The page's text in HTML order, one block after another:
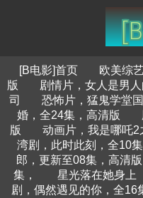
[B电影]首页
欧美综
版
剧情片，女人是男人
司
恐怖片，猛鬼学堂
婚，全24集，高清版
版
动画片，我是哪吒2
湾剧，此时此刻，全10
郎，更新至08集，高清版
集，
星光落在她身上
剧，偶然遇见的你，全16